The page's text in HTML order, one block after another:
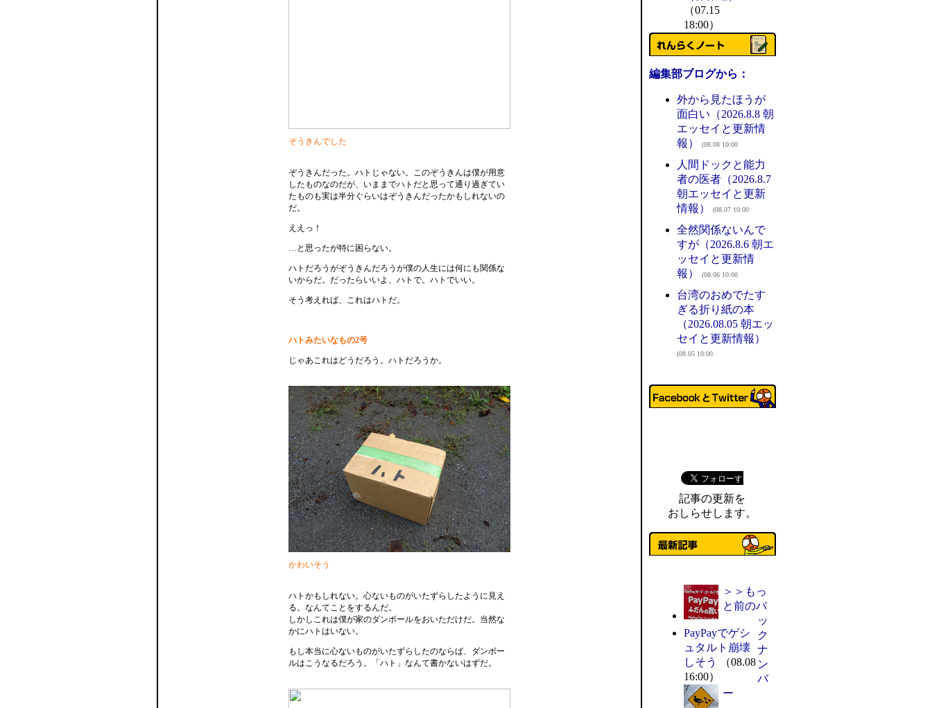
ぞうきんでした
ぞうきんだった。ハトじゃない。このぞうきんは僕が用意
したものなのだが、いままでハトだと思って通り過ぎてい
たものも実は半分ぐらいはぞうきんだったかもしれないの
だ。
ええっ！
…と思ったが特に困らない。
ハトだろうがぞうきんだろうが僕の人生には何にも関係な
いからだ。だったらいいよ、ハトで。ハトでいい。
そう考えれば、これはハトだ。
ハトみたいなもの2号
じゃあこれはどうだろう。ハトだろうか。
かわいそう
ハトかもしれない。心ないものがいたずらしたように見え
る。なんてことをするんだ。
しかしこれは僕が家のダンボールをおいただけだ。当然な
かにハトはいない。
もし本当に心ないものがいたずらしたのならば、ダンボー
ルはこうなるだろう。「ハト」なんて書かないはずだ。
（07.15
18:00）
編集部ブログから：
外から見たほうが
面白い（2026.8.8 朝
エッセイと更新情
報）
(08.08 10:00
人間ドックと能力
者の医者（2026.8.7
朝エッセイと更新
情報）
(08.07 10:00
全然関係ないんで
すが（2026.8.6 朝エ
ッセイと更新情
報）
(08.06 10:00
台湾のおめでたす
ぎる折り紙の本
（2026.08.05 朝エッ
セイと更新情報）
(08.05 10:00
記事の更新を
おしらせします。
PayPayでゲシ
ュタルト崩壊
しそう
（08.08
16:00）
＞＞もっ
と前のバ
ッ
ク
ナ
ン
バ
ー